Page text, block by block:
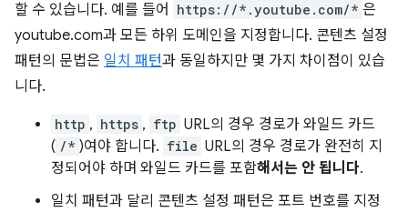
할 수 있습니다. 예를 들어
https://*.youtube.com/* 은
youtube.com과 모든 하위 도메인을 지정합니다. 콘텐츠 설정
패턴의 문법은 일치 패턴과 동일하지만 몇 가지 차이점이 있습
니다.
http , https , ftp URL의 경우 경로가 와일드 카드
( /* )여야 합니다. file URL의 경우 경로가 완전히 지
정되어야 하며 와일드 카드를 포함해서는 안 됩니다.
일치 패턴과 달리 콘텐츠 설정 패턴은 포트 번호를 지정